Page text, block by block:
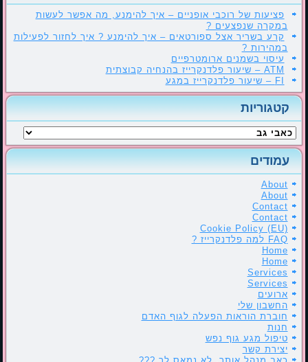
פציעות של רוכבי אופניים – איך להימנע, מה אפשר לעשות
במקרה שנפצעים ?
קרע בשריר אצל ספורטאים – איך להימנע ? איך לחזור לפעילות
במהירות ?
עיסוי בשמנים ארומטרפיים
ATM – שיעור פלדנקרייז בהנחיה קבוצתית
FI – שיעור פלדנקרייז במגע
קטגוריות
קטגוריות
עמודים
About
About
Contact
Contact
Cookie Policy (EU)
FAQ למה פלדנקרייז ?
Home
Home
Services
Services
ארועים
החשבון שלי
חוברת הוראות הפעלה לגוף האדם
חנות
טיפול מגע גוף נפש
יצירת קשר